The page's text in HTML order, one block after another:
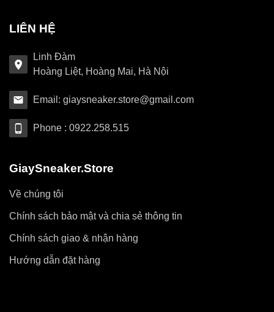
LIÊN HỆ
Linh Đàm
Hoàng Liệt, Hoàng Mai, Hà Nội
Email: giaysneaker.store@gmail.com
Phone : 0922.258.515
GiaySneaker.Store
Về chúng tôi
Chính sách bảo mật và chia sẻ thông tin
Chính sách giao & nhận hàng
Hướng dẫn đặt hàng